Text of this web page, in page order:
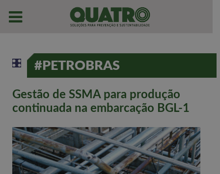
#PETROBRAS
Gestão de SSMA para produção
continuada na embarcação BGL-1